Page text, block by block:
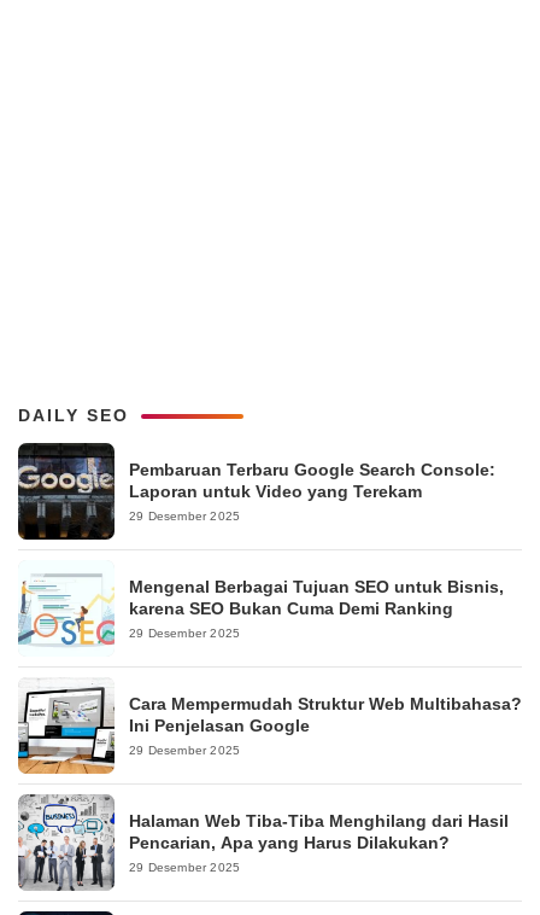
DAILY SEO
Pembaruan Terbaru Google Search Console:
Laporan untuk Video yang Terekam
29 Desember 2025
Mengenal Berbagai Tujuan SEO untuk Bisnis,
karena SEO Bukan Cuma Demi Ranking
29 Desember 2025
Cara Mempermudah Struktur Web Multibahasa?
Ini Penjelasan Google
29 Desember 2025
Halaman Web Tiba-Tiba Menghilang dari Hasil
Pencarian, Apa yang Harus Dilakukan?
29 Desember 2025